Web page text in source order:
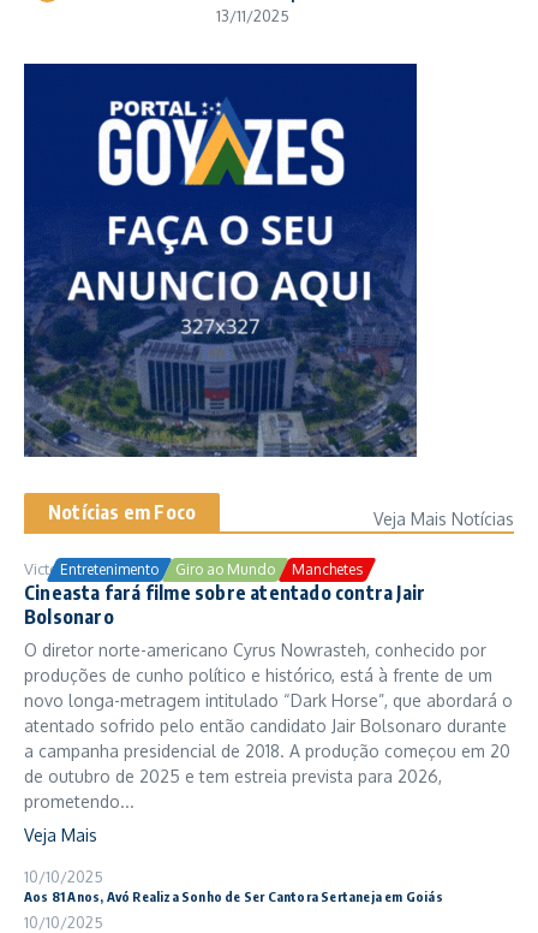
13/11/2025
Notícias em Foco Veja Mais Notícias
Entretenimento Giro ao Mundo Manchetes
Victor Samuel 24/10/2025
Cineasta fará filme sobre atentado contra Jair
Bolsonaro
O diretor norte-americano Cyrus Nowrasteh, conhecido por
produções de cunho político e histórico, está à frente de um
novo longa-metragem intitulado “Dark Horse”, que abordará o
atentado sofrido pelo então candidato Jair Bolsonaro durante
a campanha presidencial de 2018. A produção começou em 20
de outubro de 2025 e tem estreia prevista para 2026,
prometendo...
Veja Mais
10/10/2025
Aos 81 Anos, Avó Realiza Sonho de Ser Cantora Sertaneja em Goiás
10/10/2025